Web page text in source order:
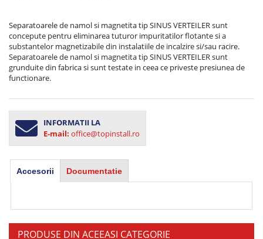
Separatoarele de namol si magnetita tip SINUS VERTEILER sunt
concepute pentru eliminarea tuturor impuritatilor flotante si a
substantelor magnetizabile din instalatiile de incalzire si/sau racire.
Separatoarele de namol si magnetita tip SINUS VERTEILER sunt
grunduite din fabrica si sunt testate in ceea ce priveste presiunea de
functionare.
INFORMATII LA
E-mail: office@topinstall.ro
Accesorii Documentatie
PRODUSE DIN ACEEASI CATEGORIE